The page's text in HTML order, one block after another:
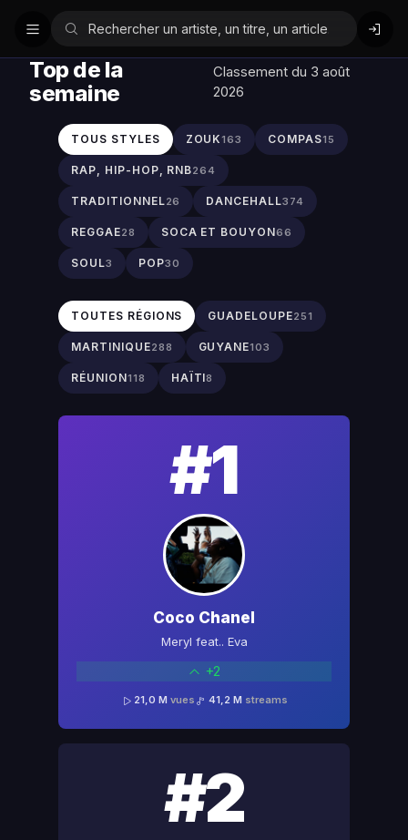
Top de la
semaine
Classement du 3 août
2026
TOUS STYLES ZOUK163 COMPAS15
RAP, HIP-HOP, RNB264
TRADITIONNEL26 DANCEHALL374
REGGAE28 SOCA ET BOUYON66
SOUL3 POP30
TOUTES RÉGIONS GUADELOUPE251
MARTINIQUE288 GUYANE103
RÉUNION118 HAÏTI8
#2
#1
Coco Chanel
Meryl feat.. Eva
+2
21,0 M vues 41,2 M streams